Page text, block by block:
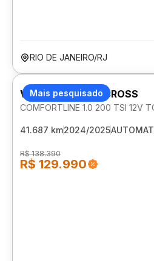
RIO DE JANEIRO/RJ
Mais pesquisado
VOLKSWAGEN T-CROSS
41.687 km2024/2025
R$ 138.390
R$ 129.990